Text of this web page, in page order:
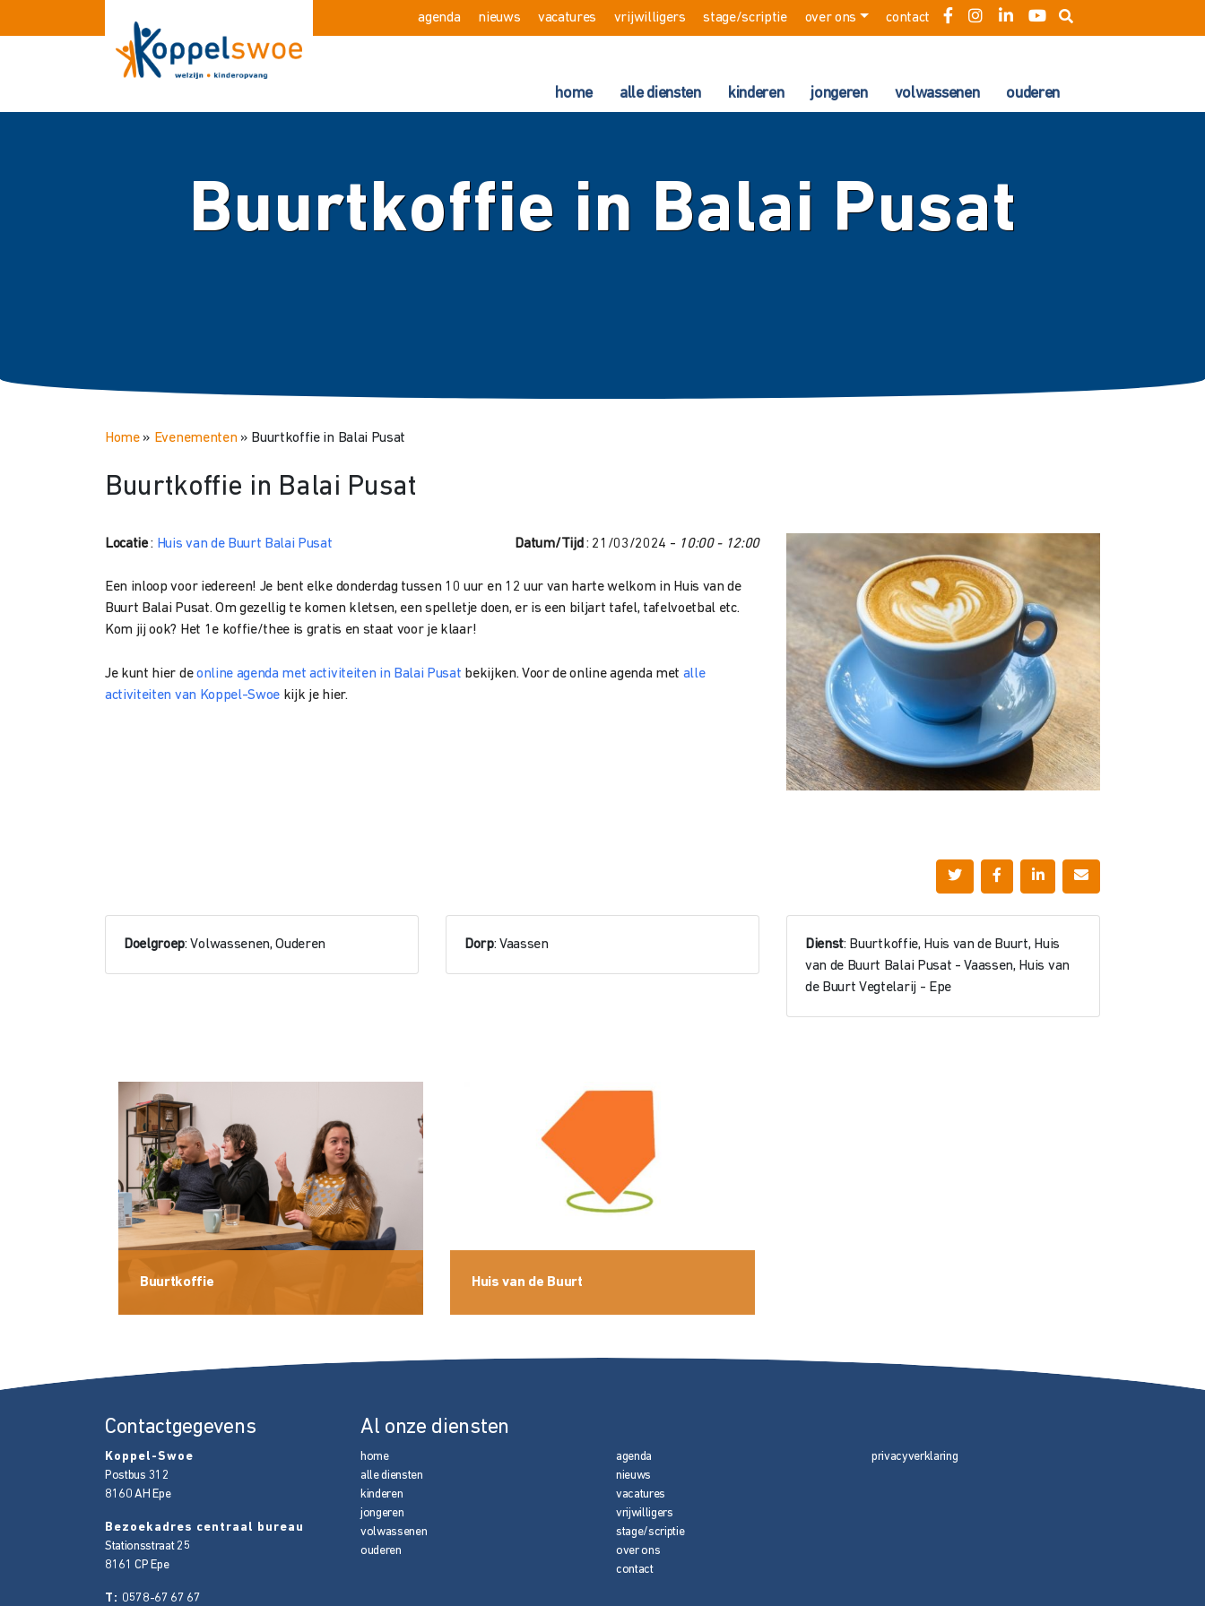
agenda nieuws vacatures vrijwilligers stage/scriptie over ons contact
home alle diensten kinderen jongeren volwassenen ouderen
Buurtkoffie in Balai Pusat
Home» Evenementen» Buurtkoffie in Balai Pusat
Buurtkoffie in Balai Pusat
Locatie: Huis van de Buurt Balai Pusat Datum/Tijd : 21/03/2024 - 10:00 - 12:00
Een inloop voor iedereen! Je bent elke donderdag tussen 10 uur en 12 uur van harte welkom in Huis van de
Buurt Balai Pusat. Om gezellig te komen kletsen, een spelletje doen, er is een biljart tafel, tafelvoetbal etc.
Kom jij ook? Het 1e koffie/thee is gratis en staat voor je klaar!
Je kunt hier deonline agenda met activiteiten in Balai Pusat bekijken. Voor de online agenda met alle
activiteiten van Koppel-Swoe kijk je hier.
Doelgroep: Volwassenen, Ouderen Dorp: Vaassen Dienst: Buurtkoffie, Huis van de Buurt, Huis
van de Buurt Balai Pusat - Vaassen, Huis van
de Buurt Vegtelarij - Epe
Buurtkoffie Huis van de Buurt
Contactgegevens
Koppel-Swoe
Postbus 312
8160 AH Epe
Bezoekadres centraal bureau
Stationsstraat 25
8161 CP Epe
T: 0578-67 67 67
Al onze diensten
home
alle diensten
kinderen
jongeren
volwassenen
ouderen
agenda
nieuws
vacatures
vrijwilligers
stage/scriptie
over ons
contact
privacyverklaring